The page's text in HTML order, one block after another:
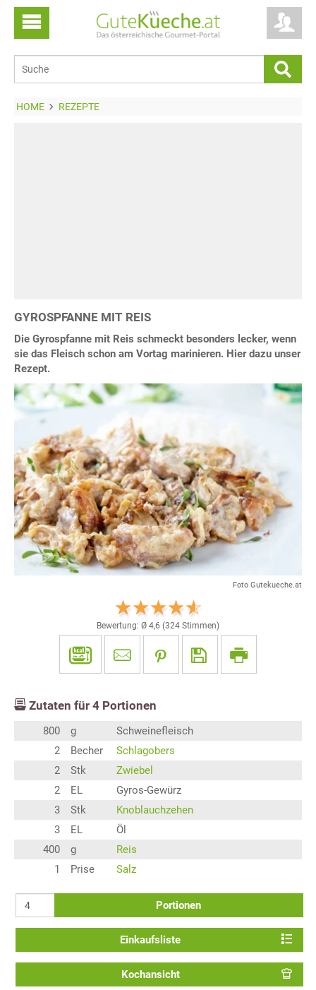
HOME REZEPTE
GYROSPFANNE MIT REIS
Die Gyrospfanne mit Reis schmeckt besonders lecker, wenn
sie das Fleisch schon am Vortag marinieren. Hier dazu unser
Rezept.
Foto Gutekueche.at
Bewertung: Ø 4,6 (324 Stimmen)
Zutaten für 4 Portionen
800 g
Schweinefleisch
2
Becher
Schlagobers
2
Stk
Zwiebel
2
EL
Gyros-Gewürz
3
Stk
Knoblauchzehen
3
EL
Öl
400
g
Reis
1
Prise Salz
Portionen
Einkaufsliste
Kochansicht